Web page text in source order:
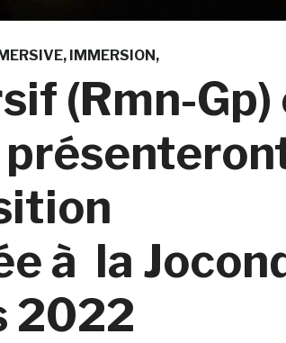
IMMERSION
(Rmn-Gp)
à la
2022